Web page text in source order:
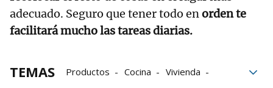
adecuado. Seguro que tener todo enorden te
facilitará mucho las tareas diarias.
TEMAS Productos Cocina
Vivienda